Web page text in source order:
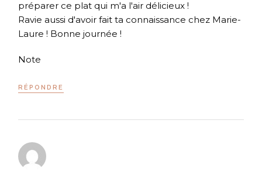
préparer ce plat qui m'a l'air délicieux !
Ravie aussi d'avoir fait ta connaissance chez Marie-
Laure ! Bonne journée !
Note
RÉPONDRE